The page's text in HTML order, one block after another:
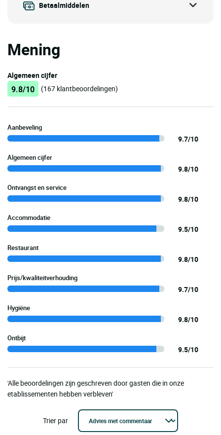
Betaalmiddelen
Mening
Algemeen cijfer
9.8/10 (167 klantbeoordelingen)
Aanbeveling
9.7/10
Algemeen cijfer
9.8/10
Ontvangst en service
9.8/10
Accommodatie
9.5/10
Restaurant
9.8/10
Prijs/kwaliteitverhouding
9.7/10
Hygiëne
9.8/10
Ontbijt
9.5/10
'Alle beoordelingen zijn geschreven door gasten die in onze
etablissementen hebben verbleven'
Trier par